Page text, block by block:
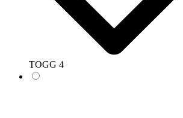
TOGG 4